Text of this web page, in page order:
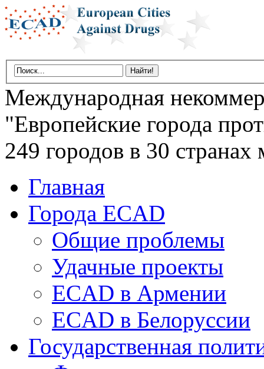
Международная
"Европейские города
249 городов в 30
Главная
Города ECAD
Общие проблемы
Удачные проекты
ECAD в Армении
ECAD в Белоруссии
Государственная